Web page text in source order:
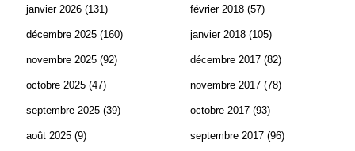
janvier 2026 (131)
décembre 2025 (160)
novembre 2025 (92)
octobre 2025 (47)
septembre 2025 (39)
août 2025 (9)
février 2018 (57)
janvier 2018 (105)
décembre 2017 (82)
novembre 2017 (78)
octobre 2017 (93)
septembre 2017 (96)